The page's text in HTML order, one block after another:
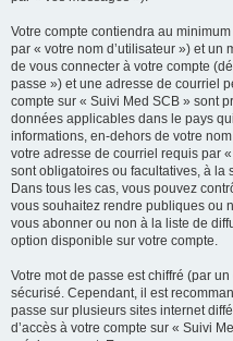
Votre compte contiendra au
par « votre nom d’utilisateur ») et un
de vous connecter à votre compte
passe ») et une adresse de courriel
compte sur « Suivi Med SCB » sont
données applicables dans le pays
informations, en-dehors de votre
votre adresse de courriel requis par
sont obligatoires ou facultatives, à la
Dans tous les cas, vous pouvez
vous souhaitez rendre publiques ou
vous abonner ou non à la liste de
option disponible sur votre compte.
Votre mot de passe est chiffré (par
sécurisé. Cependant, il est
passe sur plusieurs sites internet
d’accès à votre compte sur « Suivi